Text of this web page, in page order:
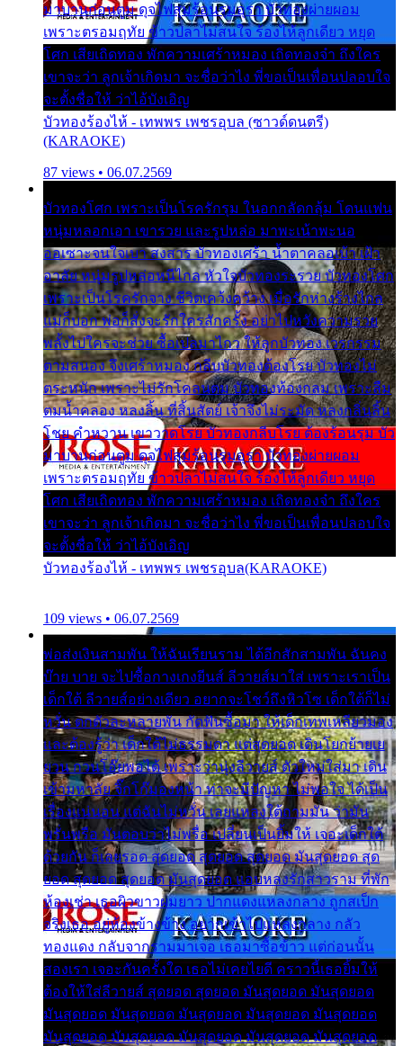
มาบานก่อนตูม ดุจไฟสุมร้อนรุมอุรา บัวทองผ่ายผอม
เพราะตรอมฤทัย ข้าวปลาไม่สนใจ ร้องไห้ลูกเดียว หยุด
โศก เสียเถิดทอง พักความเศร้าหมอง เถิดทองจ๋า ถึงใคร
เขาจะว่า ลูกเจ้าเกิดมา จะชื่อว่าไง พี่ขอเป็นเพื่อนปลอบใจ
จะตั้งชื่อให้ ว่าไอ้บังเอิญ
บัวทองร้องไห้ - เทพพร เพชรอุบล (ซาวด์ดนตรี)
(KARAOKE)
87 views • 06.07.2569
บัวทองโศก เพราะเป็นโรครักรุม ในอกกลัดกลุ้ม โดนแฟน
หนุ่มหลอกเอา เขารวย และรูปหล่อ มาพะเน้าพะนอ
ออเซาะจนใจเบา สงสาร บัวทองเศร้า น้ำตาคลอเบ้า เฝ้า
อาลัย หนุ่มรูปหล่อหนีไกล หัวใจบัวทองระรวย บัวทองโศก
เพราะเป็นโรครักจาง ชีวิตเคว้งคว้าง เมื่อรักห่างร้างไกล
แม่ก็บอก พ่อก็สั่งจะรักใครสักครั้ง อย่าไปหวังความรวย
พลั้งไปใครจะช่วย ซื้อเปลมาไกว ให้ลูกบัวทอง เวรกรรม
ตามสนอง จึงเศร้าหมอง กลีบบัวทองต้องโรย บัวทองไม่
ตระหนัก เพราะไม่รักโคลนตม บัวทองท้องกลม เพราะลืม
ตมน้ำคลอง หลงลิ้น ที่สิ้นสัตย์ เจ้าจึงไม่ระมัด หลงกลิ่นลิ้น
โชย คำหวาน เขาวาดโรย บัวทองกลีบโรย ต้องร้อนรุม บัว
มาบานก่อนตูม ดุจไฟสุมร้อนรุมอุรา บัวทองผ่ายผอม
เพราะตรอมฤทัย ข้าวปลาไม่สนใจ ร้องไห้ลูกเดียว หยุด
โศก เสียเถิดทอง พักความเศร้าหมอง เถิดทองจ๋า ถึงใคร
เขาจะว่า ลูกเจ้าเกิดมา จะชื่อว่าไง พี่ขอเป็นเพื่อนปลอบใจ
จะตั้งชื่อให้ ว่าไอ้บังเอิญ
บัวทองร้องไห้ - เทพพร เพชรอุบล(KARAOKE)
109 views • 06.07.2569
พ่อส่งเงินสามพัน ให้ฉันเรียนราม ได้อีกสักสามพัน ฉันคง
บ๊าย บาย จะไปซื้อกางเกงยีนส์ ลีวายส์มาใส่ เพราะเราเป็น
เด็กใต้ ลีวายส์อย่างเดียว อยากจะโชว์ถึงหิวโซ เด็กใต้ก็ไม่
หวั่น ตกตัวละหลายพัน กัดฟันซื้อมา ให้เด็กเทพเหลียวมอง
และต้องรู้ว่า เด็กใต้ไม่ธรรมดา แต่สุดยอด เดินโยกย้ายเย
ยวน กวนโอ๊ยพอได้ เพราะว่านุ่งลีวายส์ ตัวใหม่ใส่มา เดิน
เข้ามหาลัย จิ๊กโก๊มองหน้า ท่าจะมีปัญหา ไม่พอใจ ได้เป็น
เรื่องแน่นอน แต่ฉันไม่หวั่น เลยแหลงใต้ถามมัน ว่ามัน
พรั่นพรือ มันตอบว่าไม่พรื่อ เปลี่ยนเป็นยิ้มให้ เจอะเด็กใต้
ด้วยกัน ก็เลยรอด สุดยอด สุดยอด สุดยอด มันสุดยอด สุด
ยอด สุดยอด สุดยอด มันสุดยอด แอบหลงรักสาวราม ที่พัก
ห้องเช่า เธอผิวขาวผมยาว ปากแดงแหลงกลาง ถูกสเป็ก
จริงเธอ อยู่ห้องข้างข้าง อยากเข้าไปแหลงกลาง กลัว
ทองแดง กลับจากรามมาเจอ เธอมาซื้อข้าว แต่ก่อนนั้น
สองเรา เจอะกันครั้งใด เธอไม่เคยไยดี คราวนี้เธอยิ้มให้
ต้องให้ใส่ลีวายส์ สุดยอด สุดยอด มันสุดยอด มันสุดยอด
มันสุดยอด มันสุดยอด มันสุดยอด มันสุดยอด มันสุดยอด
มันสุดยอด มันสุดยอด มันสุดยอด มันสุดยอด มันสุดยอด